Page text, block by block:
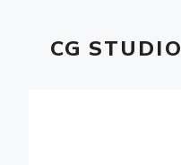
CG STUDIO